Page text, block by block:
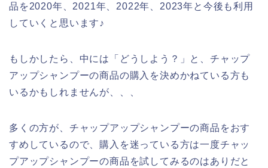
品を2020年、2021年、2022年、2023年と今後も利用
していくと思います♪
もしかしたら、中には「どうしよう？」と、チャップ
アップシャンプーの商品の購入を決めかねている方も
いるかもしれませんが、、、
多くの方が、チャップアップシャンプーの商品をおす
すめしているので、購入を迷っている方は一度チャッ
プアップシャンプーの商品を試してみるのはありだと